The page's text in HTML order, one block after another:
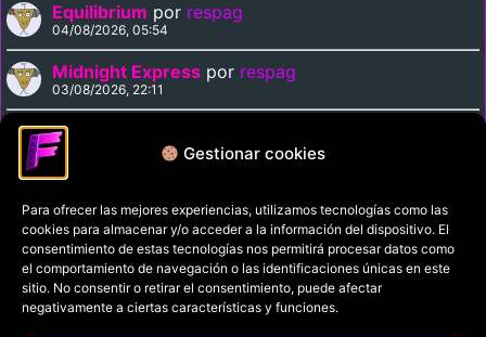
Gestionar cookies
Para ofrecer las mejores experiencias, utilizamos tecnologías como las
cookies para almacenar y/o acceder a la información del dispositivo. El
consentimiento de estas tecnologías nos permitirá procesar datos como
el comportamiento de navegación o las identificaciones únicas en este
sitio. No consentir o retirar el consentimiento, puede afectar
negativamente a ciertas características y funciones.
Equilibrium por respag
04/08/2026, 05:54
Midnight Express por respag
03/08/2026, 22:11
Magnolia
03/08/2026, 21:29
Política de privacidad
Términos y condiciones
Política de cookies